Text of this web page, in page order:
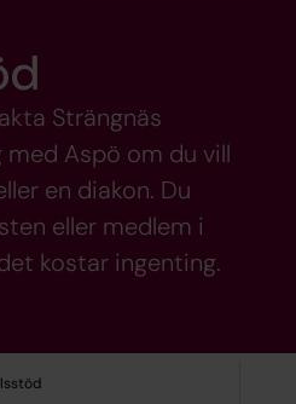
Strängnäs
Aspö om du vill
en diakon. Du
eller medlem i
kostar ingenting.